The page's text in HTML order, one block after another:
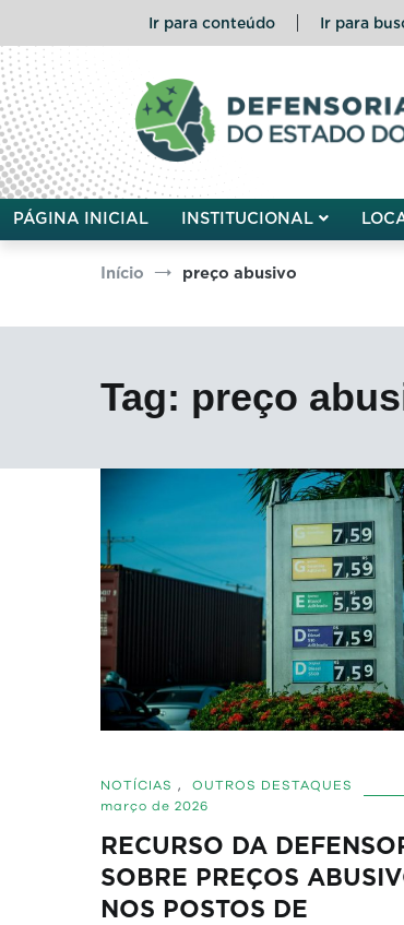
o
conteúdo
Ir para conteúdo Ir para
Defensoria Pública
PÁGINA INICIAL INSTITUCIONAL
Início preço abusivo
Tag: preço
NOTÍCIAS , OUTROS DESTAQUES
março de 2026
RECURSO DA
SOBRE PREÇOS
NOS POSTOS DE